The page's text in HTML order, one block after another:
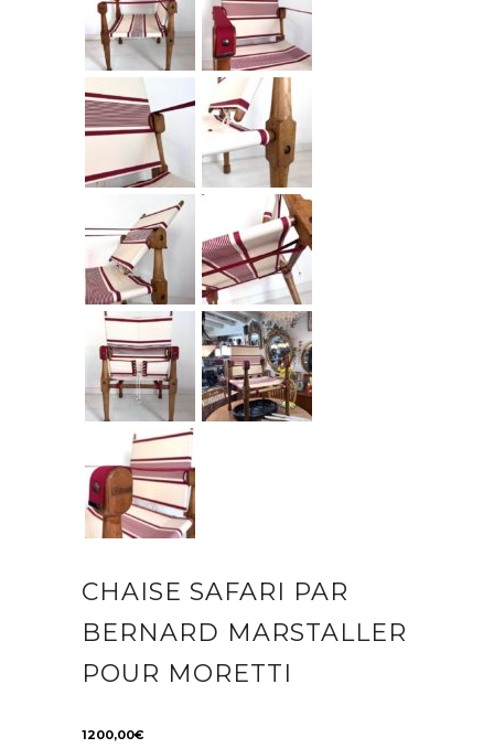
CHAISE SAFARI PAR
BERNARD MARSTALLER
POUR MORETTI
1200,00€